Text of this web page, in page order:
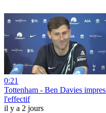
0:21
Tottenham - Ben Davies
l'effectif
il y a 2 jours